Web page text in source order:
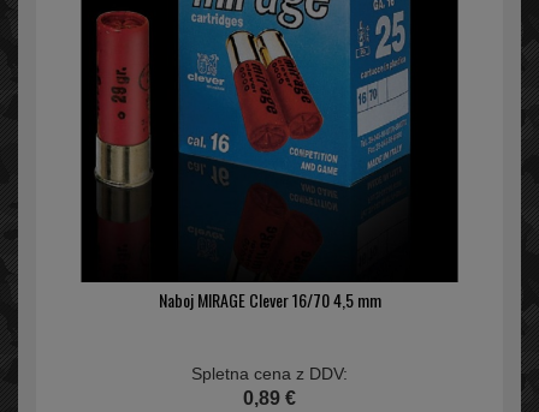
Naboj MIRAGE Clever 16/70 4,5 mm
Spletna cena z DDV:
0,89 €